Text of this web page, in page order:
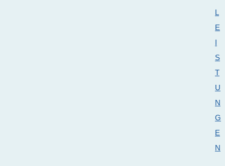
L
E
I
S
T
U
N
G
E
N